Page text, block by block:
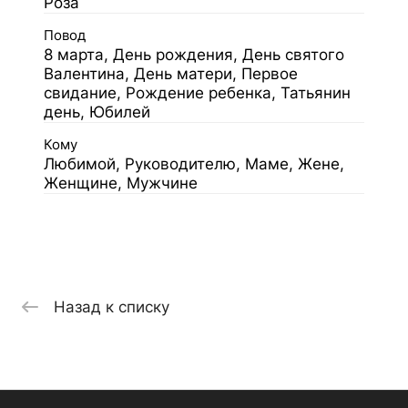
Повод
8 марта, День рождения, День святого
Валентина, День матери, Первое
свидание, Рождение ребенка, Татьянин
день, Юбилей
Кому
Любимой, Руководителю, Маме, Жене,
Женщине, Мужчине
Назад к списку